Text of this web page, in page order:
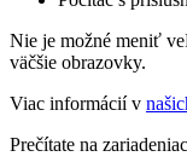
Nie je možné meniť
väčšie obrazovky.
Viac informácií v
Prečítate na